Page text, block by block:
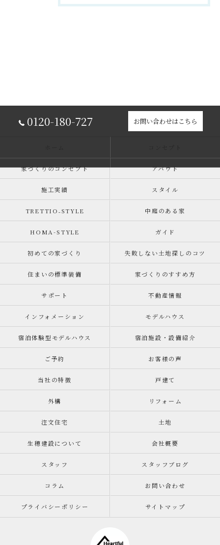
0120-180-727 お問い合わせはこちら
家づくりのコンセプト アバウト
施工実績 スタイル
TRETTIO₋STYLE 中庭のある家
HOMA-STYLE ガイド
初めての家づくり 失敗しない土地探しのコツ
住まいの標準装備 家づくりのすすめ方
サポート 不動産情報
インフォメーション モデルハウス
宿泊体験型モデルハウス 宿泊施設・設備紹介
ご予約 お客様の声
当社の特徴 戸建て
外構 リフォーム
注文住宅 土地
生穂建設について 会社概要
スタッフ スタッフブログ
コラム お問い合わせ
プライバシーポリシー サイトマップ